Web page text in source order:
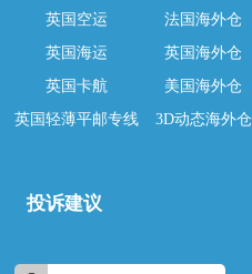
英国空运
英国海运
英国卡航
英国轻薄平邮专线
法国海外仓
英国海外仓
美国海外仓
3D动态海外仓
投诉建议